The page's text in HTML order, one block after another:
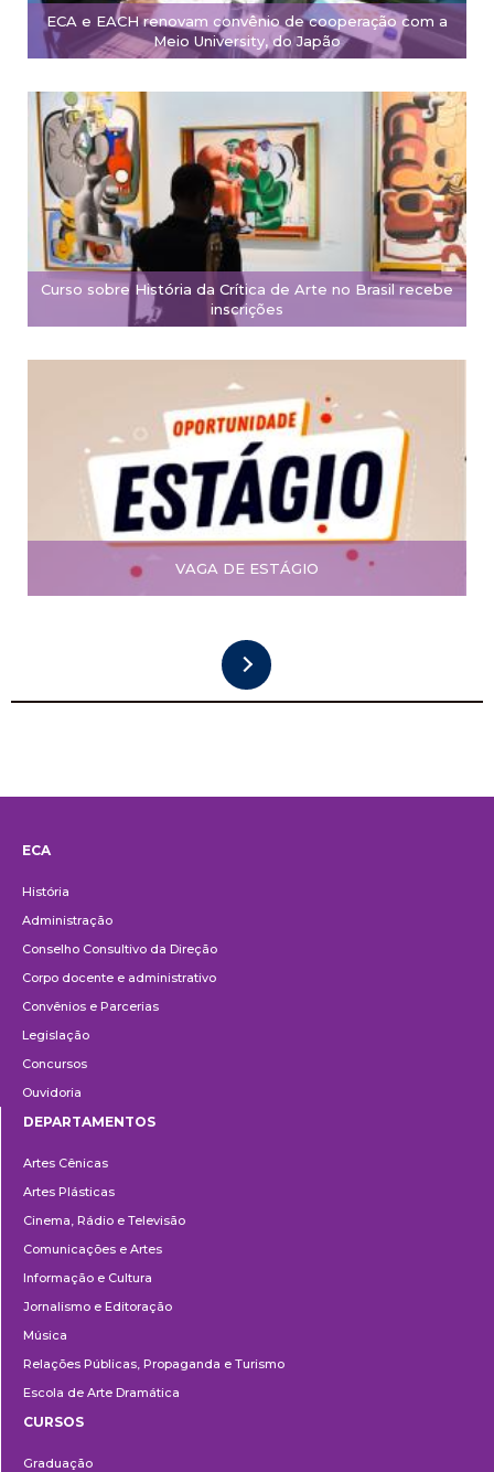
ECA e EACH renovam convênio de cooperação com a
Meio University, do Japão
Curso sobre História da Crítica de Arte no Brasil recebe
inscrições
VAGA DE ESTÁGIO
ECA
História
Administração
Conselho Consultivo da Direção
Corpo docente e administrativo
Convênios e Parcerias
Legislação
Concursos
Ouvidoria
DEPARTAMENTOS
Artes Cênicas
Artes Plásticas
Cinema, Rádio e Televisão
Comunicações e Artes
Informação e Cultura
Jornalismo e Editoração
Música
Relações Públicas, Propaganda e Turismo
Escola de Arte Dramática
CURSOS
Graduação